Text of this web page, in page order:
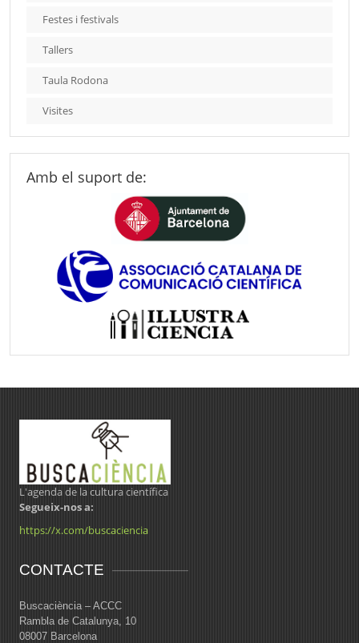
Festes i festivals
Tallers
Taula Rodona
Visites
Amb el suport de:
L'agenda de la cultura científica
Segueix-nos a:
https://x.com/buscaciencia
CONTACTE
Buscaciència – ACCC
Rambla de Catalunya, 10
08007 Barcelona